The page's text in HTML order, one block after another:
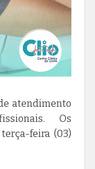
atendimento
Os
feira (03)